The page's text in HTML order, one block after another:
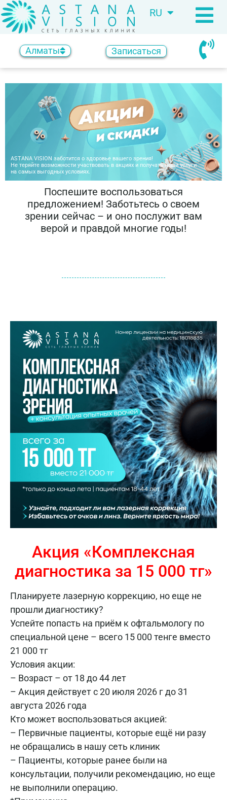
RU
KZ
Алматы Записаться
ASTANA VISION заботится о здоровье вашего зрения!
Не теряйте возможности участвовать в акциях и получать наши услуги
на самых выгодных условиях.
Поспешите воспользоваться
предложением! Заботьтесь о своем
зрении сейчас – и оно послужит вам
верой и правдой многие годы!
Акция «Комплексная
диагностика за 15 000 тг»
Планируете лазерную коррекцию, но еще не
прошли диагностику?
Успейте попасть на приём к офтальмологу по
специальной цене – всего 15 000 тенге вместо
21 000 тг
Условия акции:
– Возраст – от 18 до 44 лет
– Акция действует с 20 июля 2026 г до 31
августа 2026 года
Кто может воспользоваться акцией:
– Первичные пациенты, которые ещё ни разу
не обращались в нашу сеть клиник
– Пациенты, которые ранее были на
консультации, получили рекомендацию, но еще
не выполнили операцию.